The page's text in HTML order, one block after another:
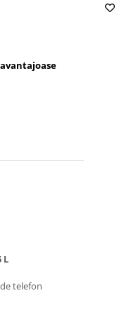
L
telefon